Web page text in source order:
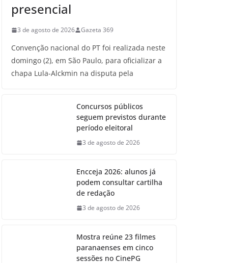
presencial
3 de agosto de 2026 Gazeta 369
Convenção nacional do PT foi realizada neste
domingo (2), em São Paulo, para oficializar a
chapa Lula-Alckmin na disputa pela
Concursos públicos
seguem previstos durante
período eleitoral
3 de agosto de 2026
Encceja 2026: alunos já
podem consultar cartilha
de redação
3 de agosto de 2026
Mostra reúne 23 filmes
paranaenses em cinco
sessões no CinePG